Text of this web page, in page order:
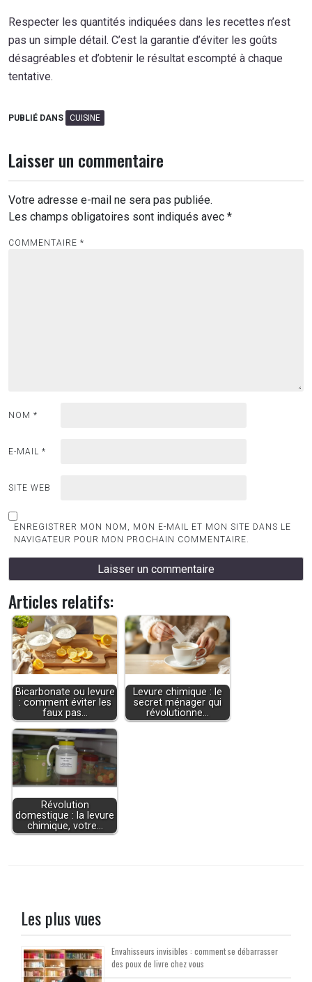
Respecter les quantités indiquées dans les recettes n’est
pas un simple détail. C’est la garantie d’éviter les goûts
désagréables et d’obtenir le résultat escompté à chaque
tentative.
PUBLIÉ DANS CUISINE
Laisser un commentaire
Votre adresse e-mail ne sera pas publiée.
Les champs obligatoires sont indiqués avec *
COMMENTAIRE *
NOM *
E-MAIL *
SITE WEB
ENREGISTRER MON NOM, MON E-MAIL ET MON SITE DANS LE
NAVIGATEUR POUR MON PROCHAIN COMMENTAIRE.
Articles relatifs:
Bicarbonate ou levure
: comment éviter les
faux pas…
Levure chimique : le
secret ménager qui
révolutionne…
Révolution
domestique : la levure
chimique, votre…
Les plus vues
Envahisseurs invisibles : comment se débarrasser
des poux de livre chez vous